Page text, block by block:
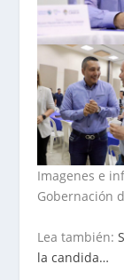
Imagenes e
Gobernación
Lea también:
la candida…